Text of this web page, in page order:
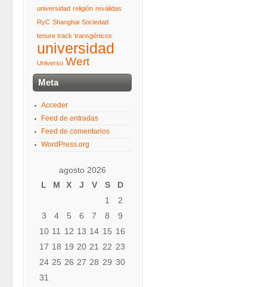
universidad religión reválidas
RyC Shanghai Sociedad
tenure track transgénicos
universidad
Universo Wert
Meta
Acceder
Feed de entradas
Feed de comentarios
WordPress.org
agosto 2026
L
M X J V S
D
1
2
3
4 5 6 7 8
9
10 11 12 13 14 15 16
17 18 19 20 21 22 23
24 25 26 27 28 29 30
31